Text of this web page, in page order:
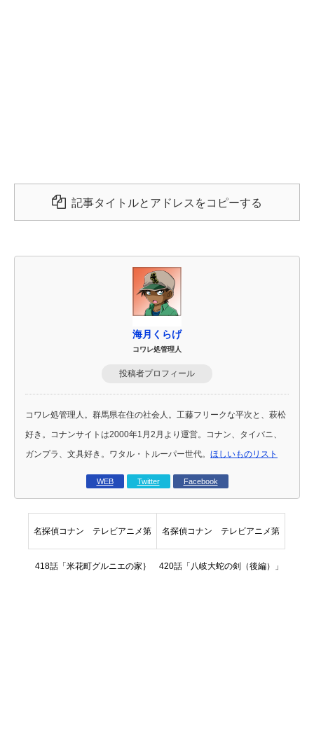
記事タイトルとアドレスをコピーする
海月くらげ
コワレ処管理人
投稿者プロフィール
コワレ処管理人。群馬県在住の社会人。工藤フリークな平次と、萩松
好き。コナンサイトは2000年1月2月より運営。コナン、タイバニ、
ガンプラ、文具好き。ワタル・トルーパー世代。 ほしいものリスト
WEB Twitter Facebook
名探偵コナン テレビアニメ第
418話「米花町グルニエの家｝
名探偵コナン テレビアニメ第
420話「八岐大蛇の剣（後編）」